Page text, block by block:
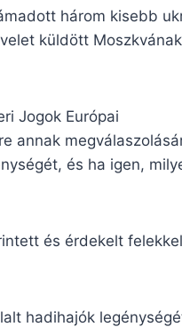
három kisebb
küldött
Jogok Európai
annak
és ha igen,
és érdekelt felekkel
hadihajók